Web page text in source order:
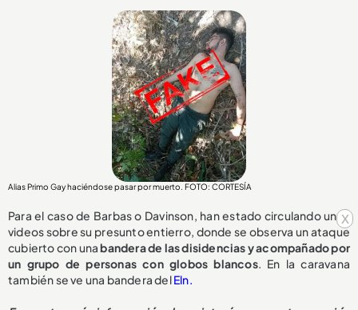
x
Alias Primo Gay haciéndose pasar por muerto. FOTO: CORTESÍA
Para el caso de Barbas o Davinson, han estado circulando unos
videos sobre su presunto entierro, donde se observa un ataque
cubierto con unabandera de las disidencias y acompañado por
un grupo de personas con globos blancos. En la caravana
también se ve una bandera delEln.